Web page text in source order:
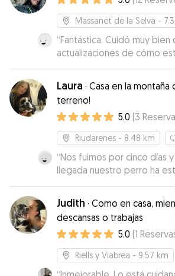
que tu perro sea uno más de
Massanet de la Selva -
“Fantástica. Cuidó muy
actualizaciones de cómo
Laura · Casa en la montaña
terreno!
5.0 (3
Riudarenes - 8.48 km
“Nos fuimos por cinco días
llegada nuestro perro ha
Gracias al gran espacio ha
bien, y ha conocido a otros
Siempre en contacto
nos ha informado
pasando el perro.
Judith · Como en casa,
descansas o trabajas
5.0 (1
Riells y Viabrea - 9.57 km